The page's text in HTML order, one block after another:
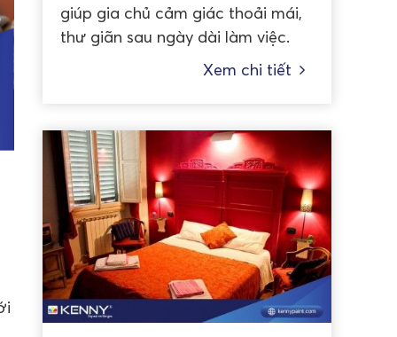
giúp gia chủ cảm giác thoải mái,
thư giãn sau ngày dài làm việc.
Xem chi tiết